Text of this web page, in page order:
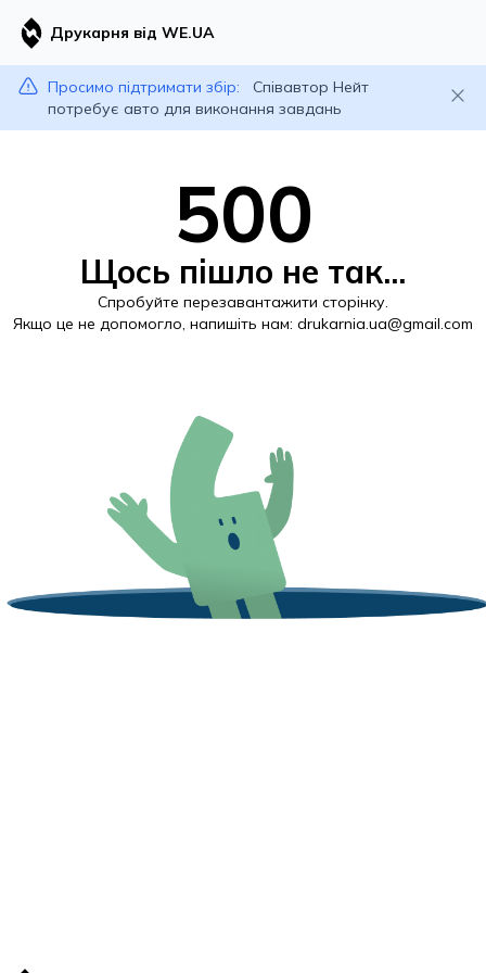
Друкарня від WE.UA
Просимо підтримати збір:
Співавтор Нейт
потребує авто для виконання завдань
500
Щось пішло не так...
Спробуйте перезавантажити сторінку.
Якщо це не допомогло, напишіть нам: drukarnia.ua@gmail.com